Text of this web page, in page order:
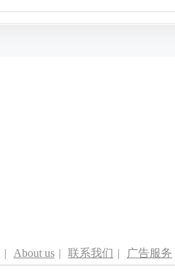
| About us | 联系我们 | 广告服务